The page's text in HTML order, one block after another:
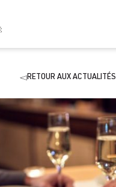
RETOUR AUX ACTUALITÉS